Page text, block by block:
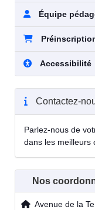
Équipe
Accessibilité
Contactez-
Parlez-nous de
dans les meilleurs
Nos
Avenue de la